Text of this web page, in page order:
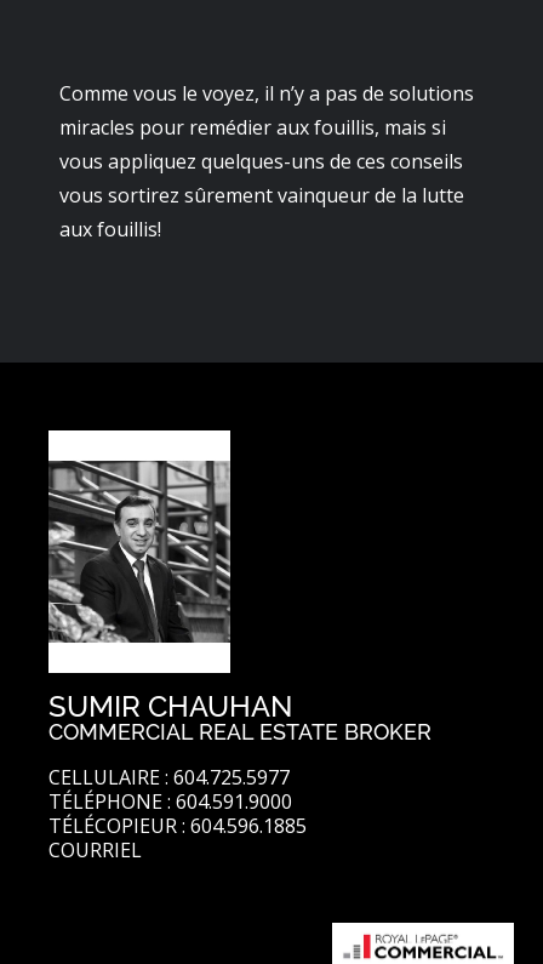
Comme vous le voyez, il n’y a pas de solutions
miracles pour remédier aux fouillis, mais si
vous appliquez quelques-uns de ces conseils
vous sortirez sûrement vainqueur de la lutte
aux fouillis!
SUMIR CHAUHAN
COMMERCIAL REAL ESTATE BROKER
CELLULAIRE : 604.725.5977
TÉLÉPHONE : 604.591.9000
TÉLÉCOPIEUR : 604.596.1885
COURRIEL